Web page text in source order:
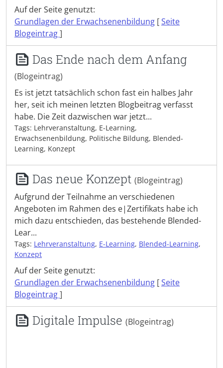
Auf der Seite genutzt:
Grundlagen der Erwachsenenbildung [Seite
Blogeintrag]
Das Ende nach dem Anfang
(Blogeintrag)
Es ist jetzt tatsächlich schon fast ein halbes Jahr
her, seit ich meinen letzten Blogbeitrag verfasst
habe. Die Zeit dazwischen war jetzt...
Tags: Lehrveranstaltung, E-Learning,
Erwachsenenbildung, Politische Bildung, Blended-
Learning, Konzept
Das neue Konzept (Blogeintrag)
Aufgrund der Teilnahme an verschiedenen
Angeboten im Rahmen des e|Zertifikats habe ich
mich dazu entschieden, das bestehende Blended-
Lear...
Tags: Lehrveranstaltung, E-Learning, Blended-Learning,
Konzept
Auf der Seite genutzt:
Grundlagen der Erwachsenenbildung [Seite
Blogeintrag]
Digitale Impulse (Blogeintrag)